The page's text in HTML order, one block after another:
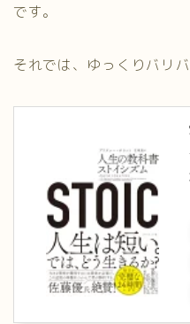
です。
それでは、ゆっくりバリ